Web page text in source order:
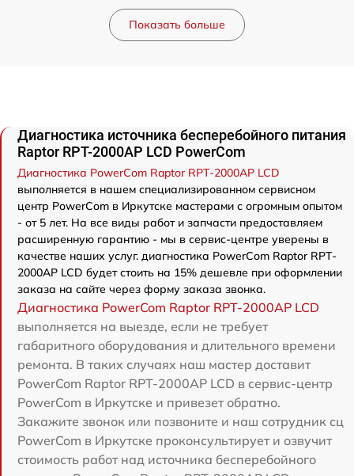
Показать больше
Диагностика источника бесперебойного питания
Raptor RPT-2000AP LCD PowerCom
Диагностика PowerCom Raptor RPT-2000AP LCD
выполняется в нашем специализированном сервисном
центр PowerCom в Иркутске мастерами с огромным опытом
- от 5 лет. На все виды работ и запчасти предоставляем
расширенную гарантию - мы в сервис-центре уверены в
качестве наших услуг. диагностика PowerCom Raptor RPT-
2000AP LCD будет стоить на 15% дешевле при оформлении
заказа на сайте через форму заказа звонка.
Диагностика PowerCom Raptor RPT-2000AP LCD
выполняется на выезде, если не требует
габаритного оборудования и длительного времени
ремонта. В таких случаях наш мастер доставит
PowerCom Raptor RPT-2000AP LCD в сервис-центр
PowerCom в Иркутске и привезет обратно.
Закажите звонок или позвоните и наш сотрудник сц
PowerCom в Иркутске проконсультирует и озвучит
стоимость работ над источника бесперебойного